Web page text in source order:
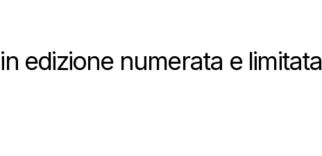
edizione numerata e limitata